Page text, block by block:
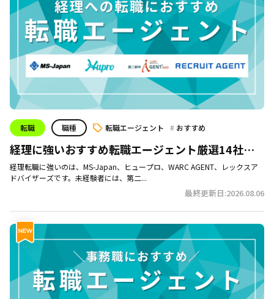
転職 職種 転職エージェント おすすめ
経理に強いおすすめ転職エージェント厳選14社｜
未経験者向けのサービスも紹介
経理転職に強いのは、MS-Japan、ヒュープロ、WARC AGENT、レックスア
ドバイザーズです。未経験者には、第二...
最終更新日:2026.08.06